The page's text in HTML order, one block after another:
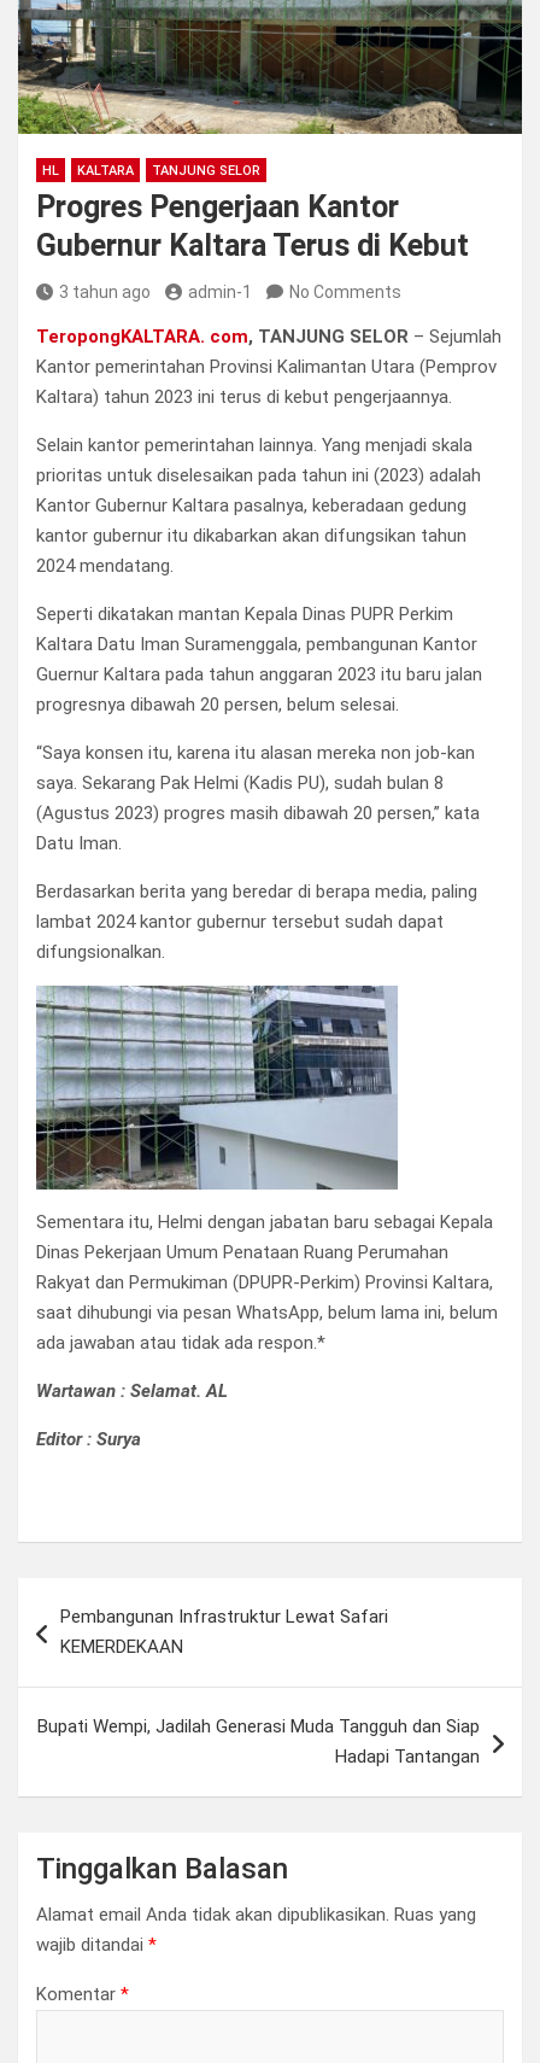
HL KALTARA TANJUNG SELOR
Progres Pengerjaan Kantor
Gubernur Kaltara Terus di Kebut
3 tahun ago admin-1 No Comments
TeropongKALTARA. com, TANJUNG SELOR – Sejumlah
Kantor pemerintahan Provinsi Kalimantan Utara (Pemprov
Kaltara) tahun 2023 ini terus di kebut pengerjaannya.
Selain kantor pemerintahan lainnya. Yang menjadi skala
prioritas untuk diselesaikan pada tahun ini (2023) adalah
Kantor Gubernur Kaltara pasalnya, keberadaan gedung
kantor gubernur itu dikabarkan akan difungsikan tahun
2024 mendatang.
Seperti dikatakan mantan Kepala Dinas PUPR Perkim
Kaltara Datu Iman Suramenggala, pembangunan Kantor
Guernur Kaltara pada tahun anggaran 2023 itu baru jalan
progresnya dibawah 20 persen, belum selesai.
“Saya konsen itu, karena itu alasan mereka non job-kan
saya. Sekarang Pak Helmi (Kadis PU), sudah bulan 8
(Agustus 2023) progres masih dibawah 20 persen,” kata
Datu Iman.
Berdasarkan berita yang beredar di berapa media, paling
lambat 2024 kantor gubernur tersebut sudah dapat
difungsionalkan.
Sementara itu, Helmi dengan jabatan baru sebagai Kepala
Dinas Pekerjaan Umum Penataan Ruang Perumahan
Rakyat dan Permukiman (DPUPR-Perkim) Provinsi Kaltara,
saat dihubungi via pesan WhatsApp, belum lama ini, belum
ada jawaban atau tidak ada respon.*
Wartawan : Selamat. AL
Editor : Surya
posPembangunan Infrastruktur Lewat Safari
KEMERDEKAAN
Bupati Wempi, Jadilah Generasi Muda Tangguh dan Siap
Hadapi Tantangan
Tinggalkan Balasan
Alamat email Anda tidak akan dipublikasikan. Ruas yang
wajib ditandai *
Komentar *